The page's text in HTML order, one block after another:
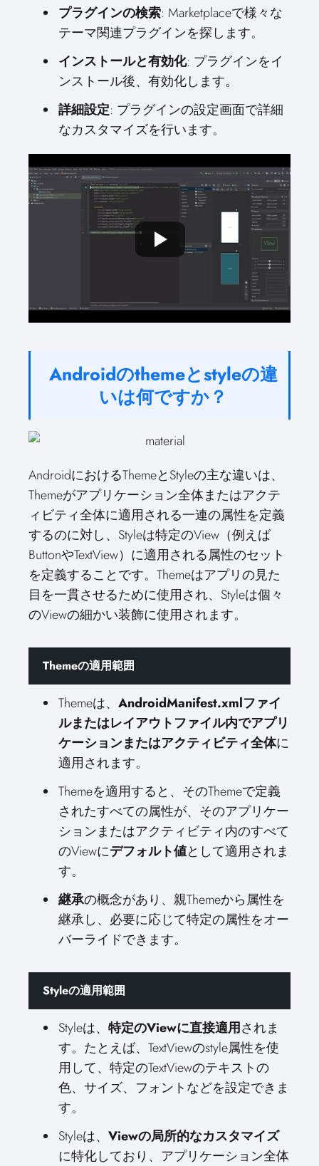
プラグインの検索: Marketplaceで様々な
テーマ関連プラグインを探します。
インストールと有効化: プラグインをイ
ンストール後、有効化します。
詳細設定: プラグインの設定画面で詳細
なカスタマイズを行います。
Androidのthemeとstyleの違
いは何ですか？
AndroidにおけるThemeとStyleの主な違いは、
Themeがアプリケーション全体またはアクテ
ィビティ全体に適用される一連の属性を定義
するのに対し、Styleは特定のView（例えば
ButtonやTextView）に適用される属性のセット
を定義することです。Themeはアプリの見た
目を一貫させるために使用され、Styleは個々
のViewの細かい装飾に使用されます。
Themeの適用範囲
Themeは、 AndroidManifest.xmlファイ
ルまたはレイアウトファイル内でアプリ
ケーションまたはアクティビティ全体に
適用されます。
Themeを適用すると、そのThemeで定義
されたすべての属性が、そのアプリケー
ションまたはアクティビティ内のすべて
のViewにデフォルト値として適用されま
す。
継承の概念があり、親Themeから属性を
継承し、必要に応じて特定の属性をオー
バーライドできます。
Styleの適用範囲
Styleは、 特定のViewに直接適用されま
す。たとえば、TextViewのstyle属性を使
用して、特定のTextViewのテキストの
色、サイズ、フォントなどを設定できま
す。
Styleは、 Viewの局所的なカスタマイズ
に特化しており、アプリケーション全体